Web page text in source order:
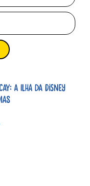
A ilha da Disney